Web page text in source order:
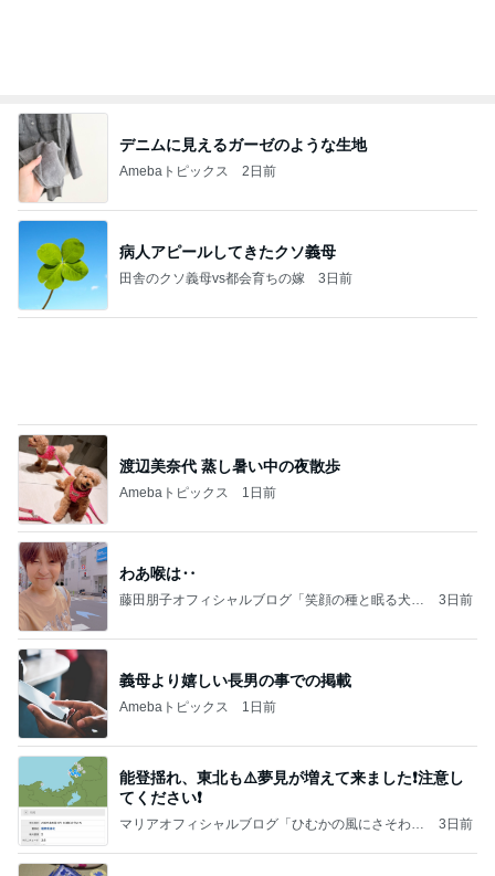
能登揺れ、東北も⚠️夢見が増えて来ました❗️注意し
マリアオフィシャルブログ「ひむかの風にさそわれ
3日前
仕事帰りにあったカルディの猫バッグ
高校生Dヲタ Ꭰ-ᎮꭵꭹꭴのDisneyにっき！！✎ܚ 14日前
細川直美 片付けと模様替えした自室
Amebaトピックス